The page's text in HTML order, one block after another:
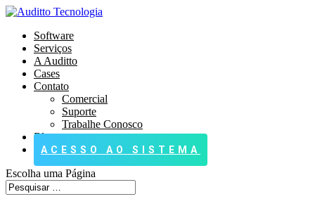
Software
Serviços
A Auditto
Cases
Contato
Comercial
Suporte
Trabalhe Conosco
Blog
ACESSO AO SISTEMA
Escolha uma Página